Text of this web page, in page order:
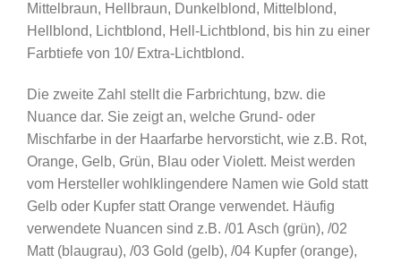
Mittelbraun, Hellbraun, Dunkelblond, Mittelblond,
Hellblond, Lichtblond, Hell-Lichtblond, bis hin zu einer
Farbtiefe von 10/ Extra-Lichtblond.
Die zweite Zahl stellt die Farbrichtung, bzw. die
Nuance dar. Sie zeigt an, welche Grund- oder
Mischfarbe in der Haarfarbe hervorsticht, wie z.B. Rot,
Orange, Gelb, Grün, Blau oder Violett. Meist werden
vom Hersteller wohlklingendere Namen wie Gold statt
Gelb oder Kupfer statt Orange verwendet. Häufig
verwendete Nuancen sind z.B. /01 Asch (grün), /02
Matt (blaugrau), /03 Gold (gelb), /04 Kupfer (orange),